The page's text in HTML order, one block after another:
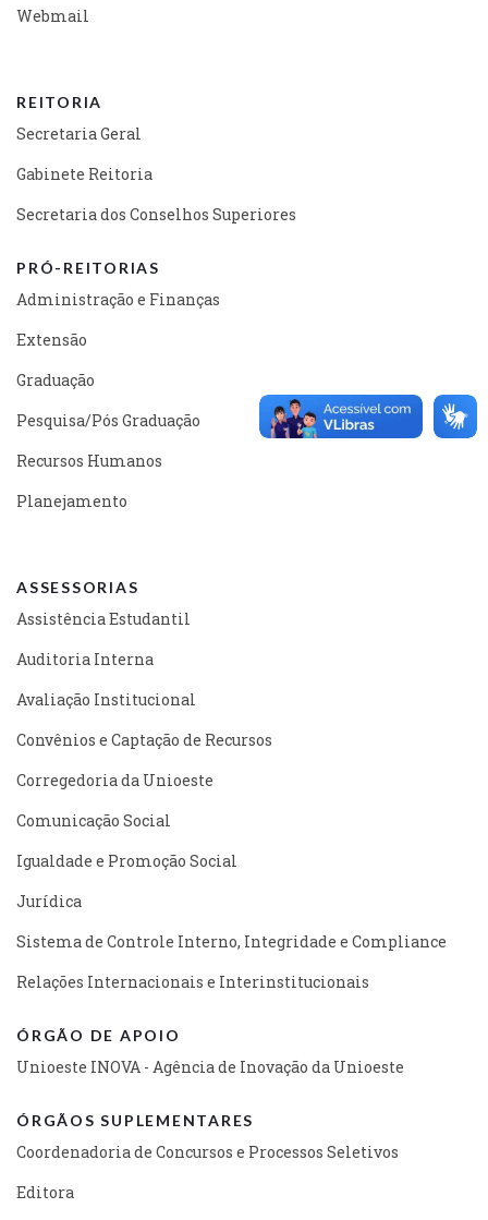
Webmail
REITORIA
Secretaria Geral
Gabinete Reitoria
Secretaria dos Conselhos Superiores
PRÓ-REITORIAS
Administração e Finanças
Extensão
Graduação
Pesquisa/Pós Graduação
Recursos Humanos
Planejamento
ASSESSORIAS
Assistência Estudantil
Auditoria Interna
Avaliação Institucional
Convênios e Captação de Recursos
Corregedoria da Unioeste
Comunicação Social
Igualdade e Promoção Social
Jurídica
Sistema de Controle Interno, Integridade e Compliance
Relações Internacionais e Interinstitucionais
ÓRGÃO DE APOIO
Unioeste INOVA - Agência de Inovação da Unioeste
ÓRGÃOS SUPLEMENTARES
Coordenadoria de Concursos e Processos Seletivos
Editora